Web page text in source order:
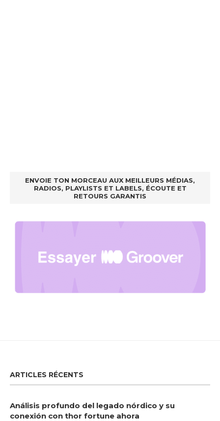
ENVOIE TON MORCEAU AUX MEILLEURS MÉDIAS,
RADIOS, PLAYLISTS ET LABELS, ÉCOUTE ET
RETOURS GARANTIS
ARTICLES RÉCENTS
Análisis profundo del legado nórdico y su
conexión con thor fortune ahora